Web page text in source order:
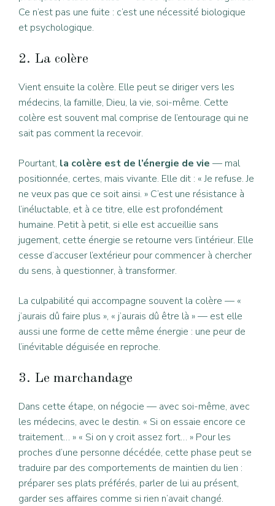
Ce n’est pas une fuite : c’est une nécessité biologique
et psychologique.
2. La colère
Vient ensuite la colère. Elle peut se diriger vers les
médecins, la famille, Dieu, la vie, soi-même. Cette
colère est souvent mal comprise de l’entourage qui ne
sait pas comment la recevoir.
Pourtant, la colère est de l’énergie de vie — mal
positionnée, certes, mais vivante. Elle dit : « Je refuse. Je
ne veux pas que ce soit ainsi. » C’est une résistance à
l’inéluctable, et à ce titre, elle est profondément
humaine. Petit à petit, si elle est accueillie sans
jugement, cette énergie se retourne vers l’intérieur. Elle
cesse d’accuser l’extérieur pour commencer à chercher
du sens, à questionner, à transformer.
La culpabilité qui accompagne souvent la colère — «
j’aurais dû faire plus », « j’aurais dû être là » — est elle
aussi une forme de cette même énergie : une peur de
l’inévitable déguisée en reproche.
3. Le marchandage
Dans cette étape, on négocie — avec soi-même, avec
les médecins, avec le destin. « Si on essaie encore ce
traitement… » « Si on y croit assez fort… » Pour les
proches d’une personne décédée, cette phase peut se
traduire par des comportements de maintien du lien :
préparer ses plats préférés, parler de lui au présent,
garder ses affaires comme si rien n’avait changé.